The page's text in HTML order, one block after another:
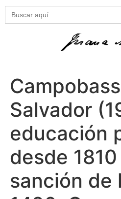
Buscar:
Salvador
educación
desde
sanción de